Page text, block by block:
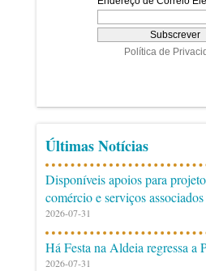
Últimas Notícias
Disponíveis apoios para
comércio e serviços associados
2026-07-31
Há Festa na Aldeia regressa a
2026-07-31